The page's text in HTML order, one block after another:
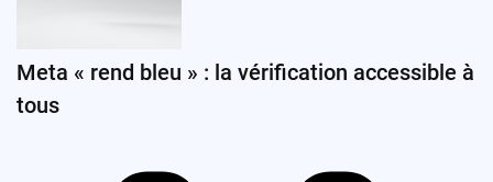
Meta « rend bleu » : la vérification accessible à
tous